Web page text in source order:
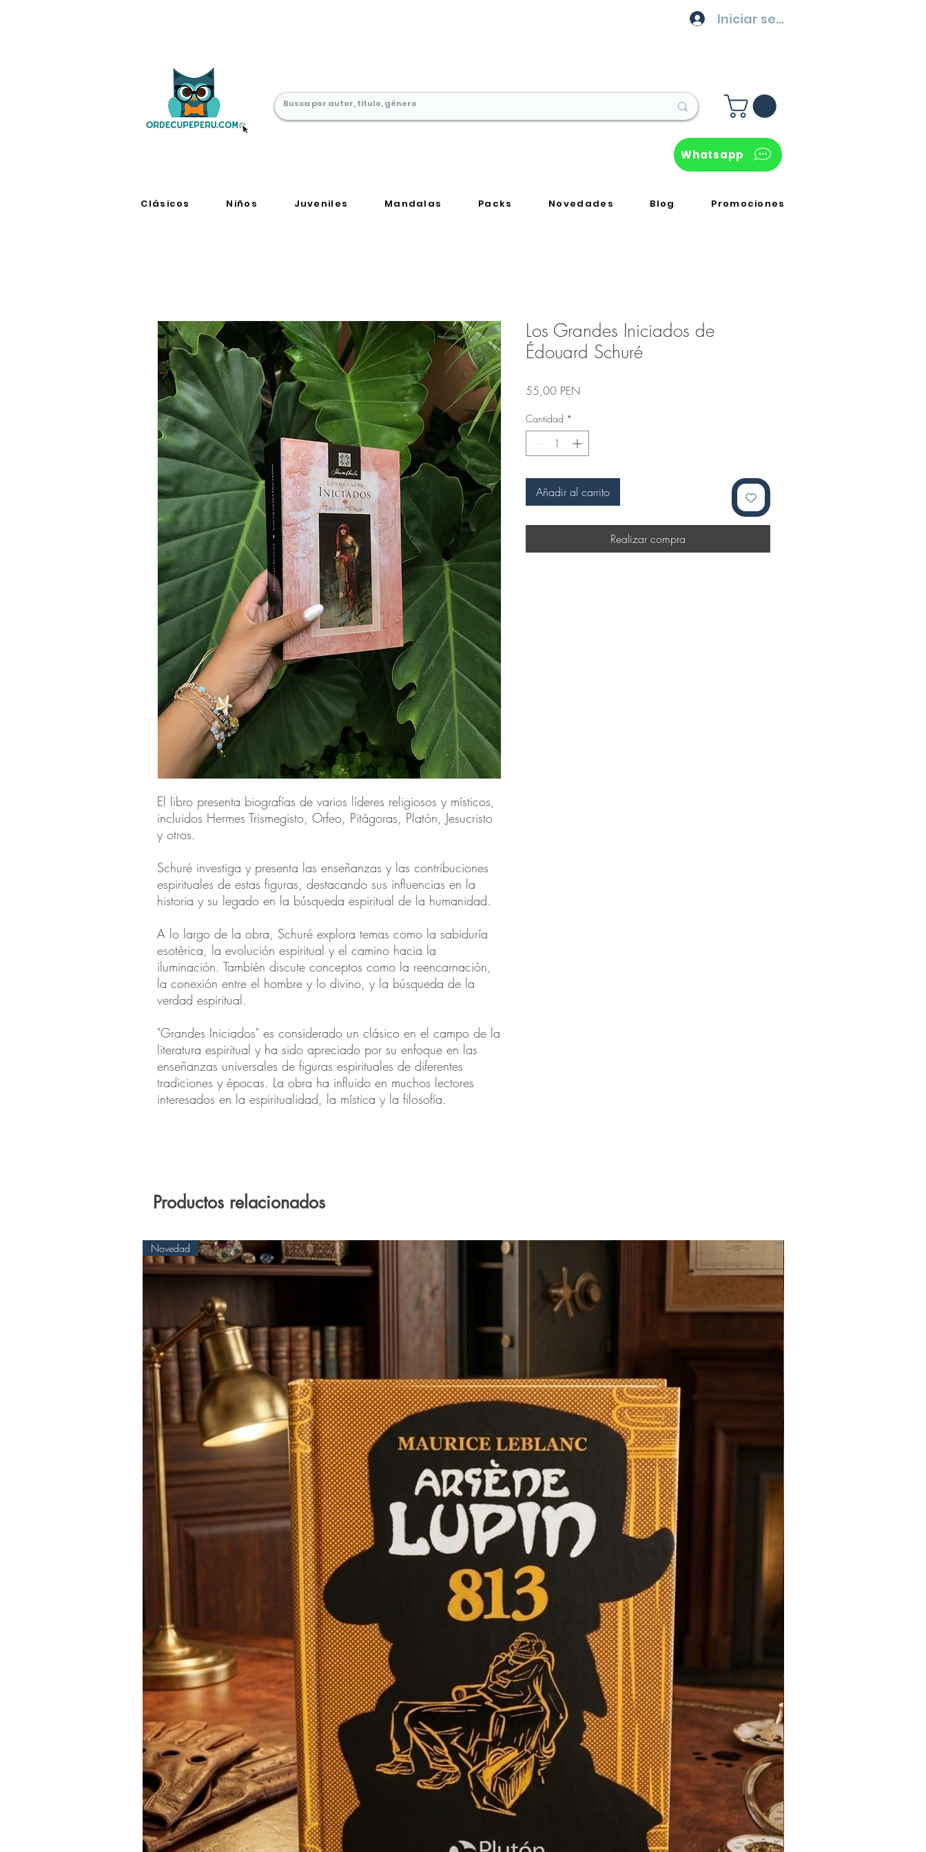
Iniciar sesión
Whatsapp
Clásicos Niños Juveniles Mandalas Packs Novedades Blog Promociones
El libro presenta biografías de varios líderes religiosos y místicos,
incluidos Hermes Trismegisto, Orfeo, Pitágoras, Platón, Jesucristo
y otros.
Schuré investiga y presenta las enseñanzas y las contribuciones
espirituales de estas figuras, destacando sus influencias en la
historia y su legado en la búsqueda espiritual de la humanidad.
A lo largo de la obra, Schuré explora temas como la sabiduría
esotérica, la evolución espiritual y el camino hacia la
iluminación. También discute conceptos como la reencarnación,
la conexión entre el hombre y lo divino, y la búsqueda de la
verdad espiritual.
"Grandes Iniciados" es considerado un clásico en el campo de la
literatura espiritual y ha sido apreciado por su enfoque en las
enseñanzas universales de figuras espirituales de diferentes
tradiciones y épocas. La obra ha influido en muchos lectores
interesados en la espiritualidad, la mística y la filosofía.
Los Grandes Iniciados de
Édouard Schuré
55,00 PENPrecio
Cantidad *
Añadir al carrito
Realizar compra
Productos relacionados
Novedad